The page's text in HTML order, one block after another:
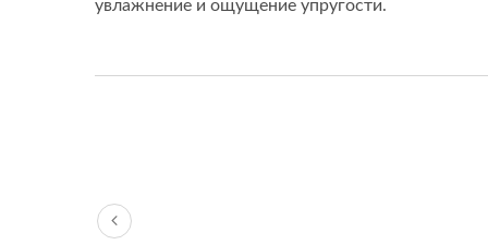
увлажнение и ощущение упругости.